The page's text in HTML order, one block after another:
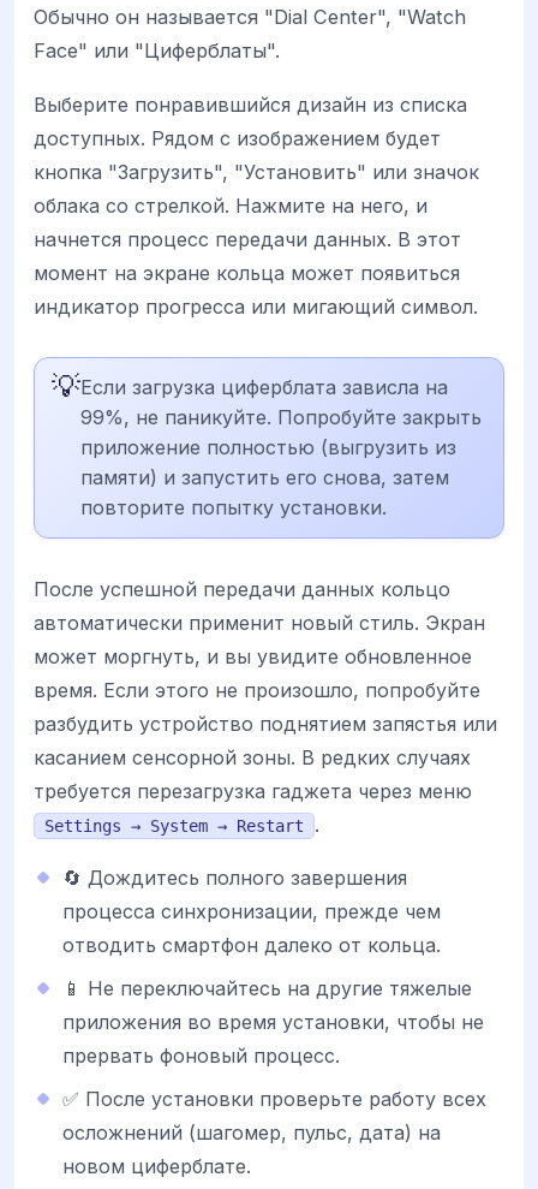
Обычно он называется "Dial Center", "Watch
Face" или "Циферблаты".
Выберите понравившийся дизайн из списка
доступных. Рядом с изображением будет
кнопка "Загрузить", "Установить" или значок
облака со стрелкой. Нажмите на него, и
начнется процесс передачи данных. В этот
момент на экране кольца может появиться
индикатор прогресса или мигающий символ.
💡Если загрузка циферблата зависла на
99%, не паникуйте. Попробуйте закрыть
приложение полностью (выгрузить из
памяти) и запустить его снова, затем
повторите попытку установки.
После успешной передачи данных кольцо
автоматически применит новый стиль. Экран
может моргнуть, и вы увидите обновленное
время. Если этого не произошло, попробуйте
разбудить устройство поднятием запястья или
касанием сенсорной зоны. В редких случаях
требуется перезагрузка гаджета через меню
Settings → System → Restart .
🔄 Дождитесь полного завершения
процесса синхронизации, прежде чем
отводить смартфон далеко от кольца.
📱 Не переключайтесь на другие тяжелые
приложения во время установки, чтобы не
прервать фоновый процесс.
✅ После установки проверьте работу всех
осложнений (шагомер, пульс, дата) на
новом циферблате.